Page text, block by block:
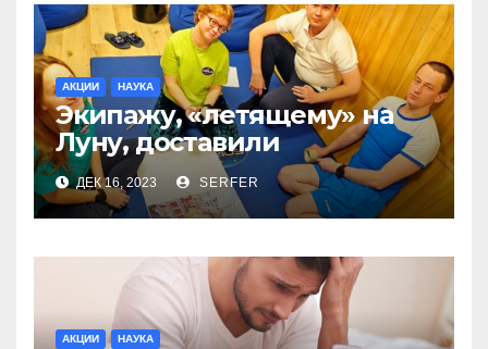
АКЦИИ НАУКА
Экипажу, «летящему» на
Луну, доставили
психологический детектив
и манго
ДЕК 16, 2023 SERFER
АКЦИИ НАУКА